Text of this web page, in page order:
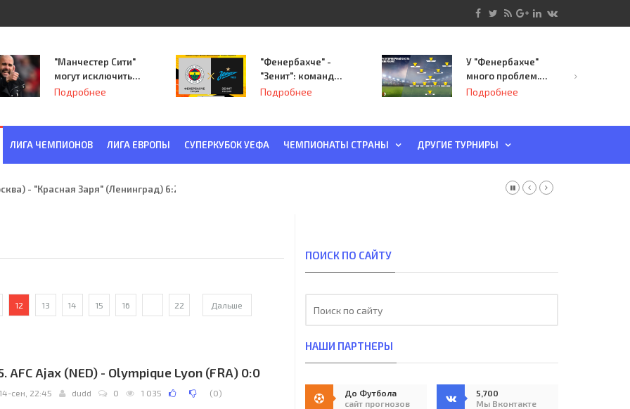
"Манчестер Сити"
могут исключить
из Лиги
Подробнее
"Фенербахче" -
"Зенит": команда
Семака начинает
Подробнее
У "Фенербахче"
много проблем.
Но он опасен для
Подробнее
ЛИГА ЧЕМПИОНОВ ЛИГА ЕВРОПЫ СУПЕРКУБОК УЕФА ЧЕМПИОНАТЫ СТРАНЫ ДРУГИЕ ТУРНИРЫ
- "Красная Заря" (Ленинград) 6:2
12 13 14 15 16 22 Дальше
AFC Ajax (NED) - Olympique Lyon (FRA) 0:0
14-сен, 22:45 dudd 0 1 035 (0)
ПОИСК ПО САЙТУ
НАШИ ПАРТНЕРЫ
До Футбола
сайт прогнозов
5,700
Мы Вконтакте